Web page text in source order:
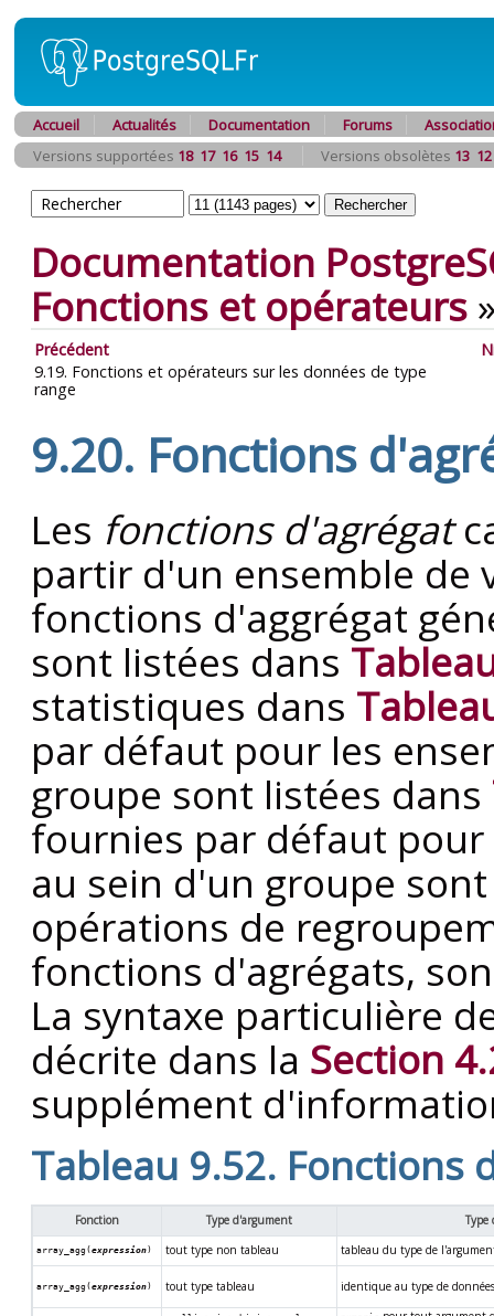
Accueil Actualités Documentation Forums
Versions supportées 18 17 16 15 14 Versions obsolètes 13 12
Documentation
Fonctions et opérateurs
Précédent
9.19. Fonctions et opérateurs sur les données de type
range
9.20. Fonctions
Les fonctions d'agrégat
partir d'un ensemble de
fonctions d'aggrégat
sont listées dans
statistiques dans
par défaut pour les
groupe sont listées dans
fournies par défaut
au sein d'un groupe
opérations de
fonctions d'agrégats,
La syntaxe particulière
décrite dans la Section
supplément
Tableau 9.52. Fonctions
Fonction Type d'argument Type
array_agg(expression) tout type non tableau tableau du type de
array_agg(expression) tout type tableau identique au type de